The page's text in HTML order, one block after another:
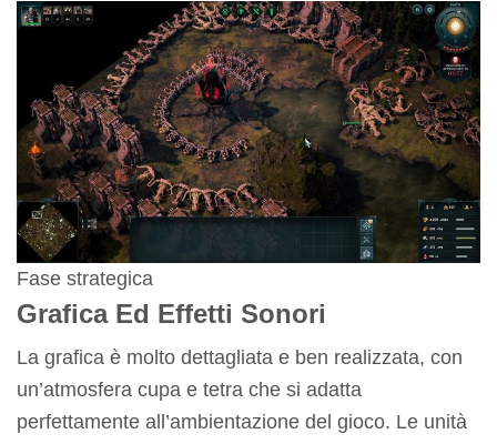
Fase strategica
Grafica Ed Effetti Sonori
La grafica è molto dettagliata e ben realizzata, con
un’atmosfera cupa e tetra che si adatta
perfettamente all’ambientazione del gioco. Le unità